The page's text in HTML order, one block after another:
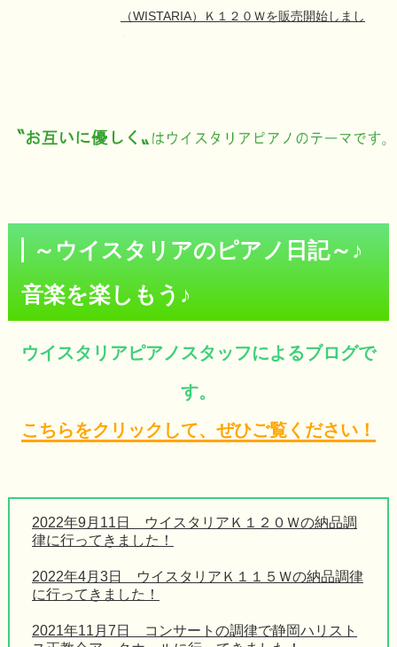
（WISTARIA）Ｋ１２０Ｗを販売開始しまし
た！
１を販売開始しました！
た！
2026/02/13
Ｗ１０２を販売開始しました！
Ｕ１Ｈを販売開始しました！
（WISTARIA）ＲＵ３０Ｍ、ヤマハ
2025/10/26
中古アップライトピアノ：ヤマハ（YAMAHA）
～ウイスタリアのピアノ日記～♪
音楽を楽しもう♪
ウイスタリアピアノスタッフによるブログで
す。
こちらをクリックして、ぜひご覧ください！
2022年9月11日 ウイスタリアＫ１２０Ｗの納品調
律に行ってきました！
2022年4月3日 ウイスタリアＫ１１５Ｗの納品調律
に行ってきました！
2021年11月7日 コンサートの調律で静岡ハリスト